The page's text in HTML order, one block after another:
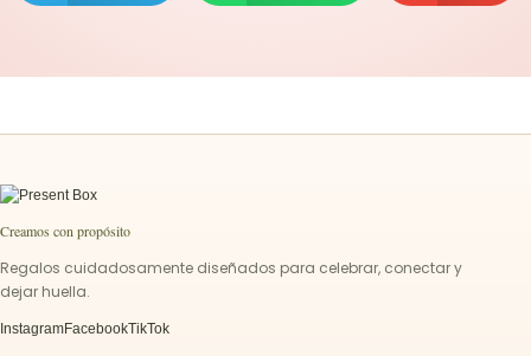
Creamos con propósito
Regalos cuidadosamente diseñados para celebrar, conectar y
dejar huella.
InstagramFacebookTikTok